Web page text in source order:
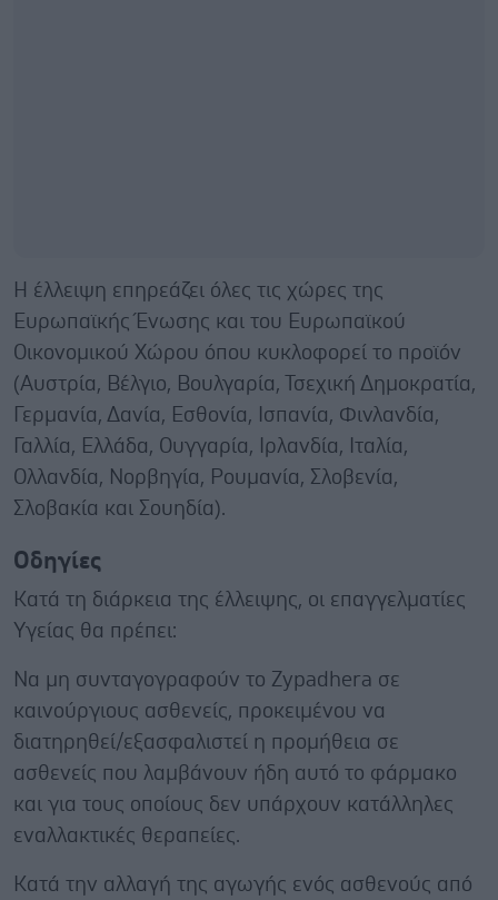
Η έλλειψη επηρεάζει όλες τις χώρες της
Ευρωπαϊκής Ένωσης και του Ευρωπαϊκού
Οικονομικού Χώρου όπου κυκλοφορεί το προϊόν
(Αυστρία, Βέλγιο, Βουλγαρία, Τσεχική Δημοκρατία,
Γερμανία, Δανία, Εσθονία, Ισπανία, Φινλανδία,
Γαλλία, Ελλάδα, Ουγγαρία, Ιρλανδία, Ιταλία,
Ολλανδία, Νορβηγία, Ρουμανία, Σλοβενία,
Σλοβακία και Σουηδία).
Οδηγίες
Κατά τη διάρκεια της έλλειψης, οι επαγγελματίες
Υγείας θα πρέπει:
Να μη συνταγογραφούν το Zypadhera σε
καινούργιους ασθενείς, προκειμένου να
διατηρηθεί/εξασφαλιστεί η προμήθεια σε
ασθενείς που λαμβάνουν ήδη αυτό το φάρμακο
και για τους οποίους δεν υπάρχουν κατάλληλες
εναλλακτικές θεραπείες.
Κατά την αλλαγή της αγωγής ενός ασθενούς από